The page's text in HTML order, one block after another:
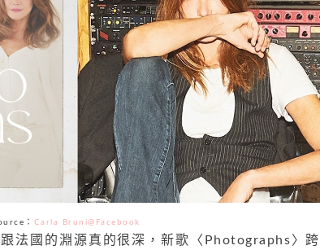
： Carla Bruni@Facebook
法國的淵源真的很深，新歌〈Photographs〉跨